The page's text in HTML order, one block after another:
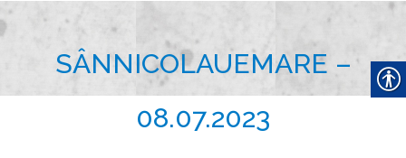
SÂNNICOLAUEMARE –
08.07.2023